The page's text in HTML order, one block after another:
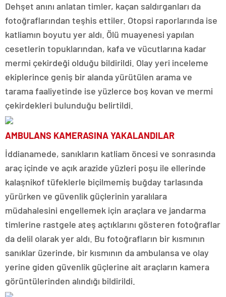
Dehşet anını anlatan timler, kaçan saldırganları da
fotoğraflarından teşhis ettiler. Otopsi raporlarında ise
katliamın boyutu yer aldı. Ölü muayenesi yapılan
cesetlerin topuklarından, kafa ve vücutlarına kadar
mermi çekirdeği olduğu bildirildi. Olay yeri inceleme
ekiplerince geniş bir alanda yürütülen arama ve
tarama faaliyetinde ise yüzlerce boş kovan ve mermi
çekirdekleri bulunduğu belirtildi.
AMBULANS KAMERASINA YAKALANDILAR
İddianamede, sanıkların katliam öncesi ve sonrasında
araç içinde ve açık arazide yüzleri poşu ile ellerinde
kalaşnikof tüfeklerle biçilmemiş buğday tarlasında
yürürken ve güvenlik güçlerinin yaralılara
müdahalesini engellemek için araçlara ve jandarma
timlerine rastgele ateş açtıklarını gösteren fotoğraflar
da delil olarak yer aldı. Bu fotoğrafların bir kısmının
sanıklar üzerinde, bir kısmının da ambulansa ve olay
yerine giden güvenlik güçlerine ait araçların kamera
görüntülerinden alındığı bildirildi.